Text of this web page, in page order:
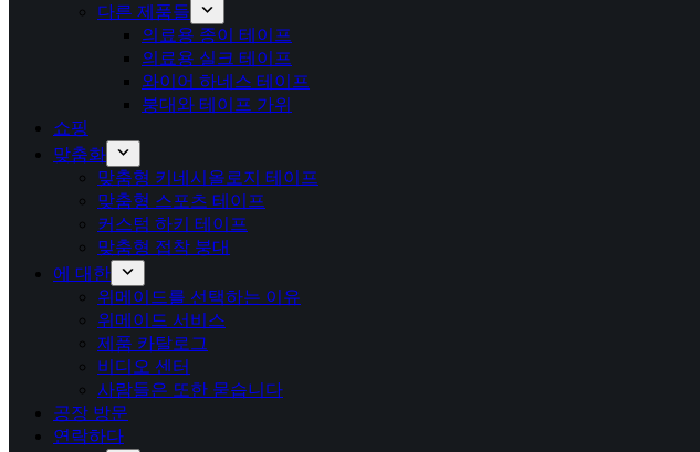
다른 제품들
의료용 종이 테이프
의료용 실크 테이프
와이어 하네스 테이프
붕대와 테이프 가위
쇼핑
맞춤화
맞춤형 키네시올로지 테이프
맞춤형 스포츠 테이프
커스텀 하키 테이프
맞춤형 접착 붕대
에 대한
위메이드를 선택하는 이유
위메이드 서비스
제품 카탈로그
비디오 센터
사람들은 또한 묻습니다
공장 방문
연락하다